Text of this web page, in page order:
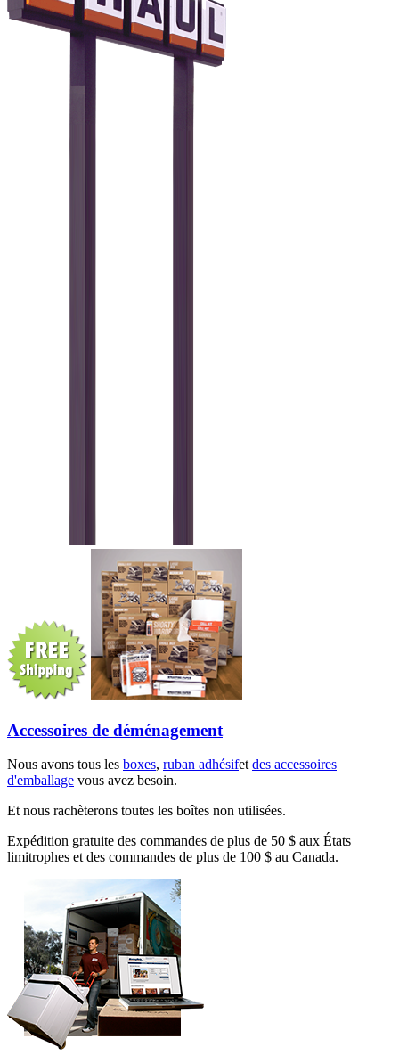
Accessoires de déménagement
Nous avons tous les boxes, ruban adhésifetdes accessoires
d'emballage vous avez besoin.
Et nous rachèterons toutes les boîtes non utilisées.
Expédition gratuite des commandes de plus de 50 $ aux États
limitrophes et des commandes de plus de 100 $ au Canada.